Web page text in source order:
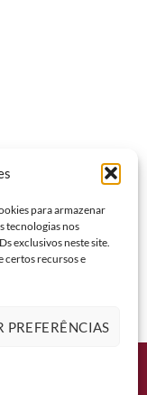
para armazenar
tecnologias nos
exclusivos neste site.
certos recursos e
PREFERÊNCIAS
COLLEZIONE
VIOGNIER
BRANCO 750ML